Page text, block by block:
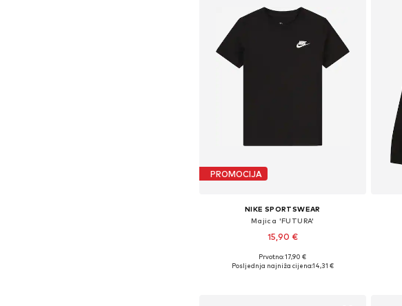
PROMOCIJA
NIKE SPORTSWEAR
Majica 'FUTURA'
15,90 €
+ 8
Dostupno u više veličina
Prvotno: 17,90 €
Posljednja najniža cijena:14,31 €